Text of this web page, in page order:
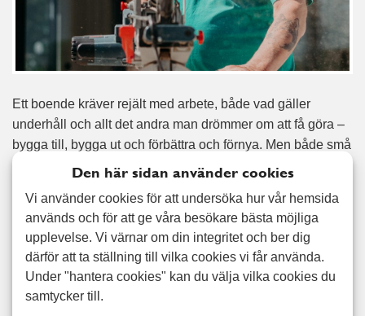
Ett boende kräver rejält med arbete, både vad gäller
underhåll och allt det andra man drömmer om att få göra –
bygga till, bygga ut och förbättra och förnya. Men både små
och stora renoveringar kostar pengar och tar framförallt tid.
någon man känner förtroende för – och få tid över till annat.
Alert Senior har hjälpt många hushåll att bygga altan och
staket, byta fönster, lägga golv och även utfört mindre
snickerier. Av oss kan du till och med få hjälp med att
montera möbler och även många mindre snickeriarbeten.
Kontakta oss så tittar vi på ett upplägg som passar just ditt
Den här sidan använder cookies
Vi använder cookies för att undersöka hur vår hemsida
används och för att ge våra besökare bästa möjliga
upplevelse. Vi värnar om din integritet och ber dig
därför att ta ställning till vilka cookies vi får använda.
Under "hantera cookies" kan du välja vilka cookies du
samtycker till.